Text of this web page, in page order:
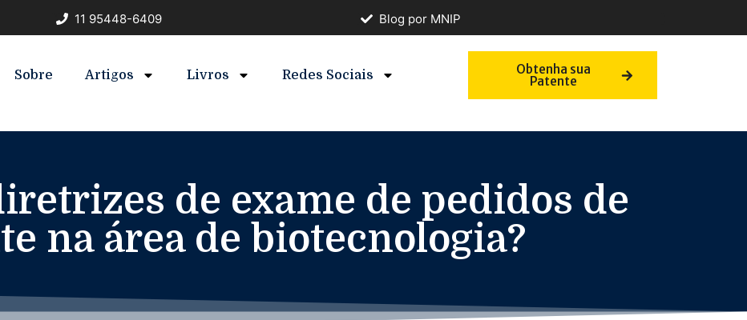
11 95448-6409 Blog por MNIP
Sobre Artigos Livros Redes Sociais Obtenha sua
Patente
de exame de pedidos de
na área de biotecnologia?